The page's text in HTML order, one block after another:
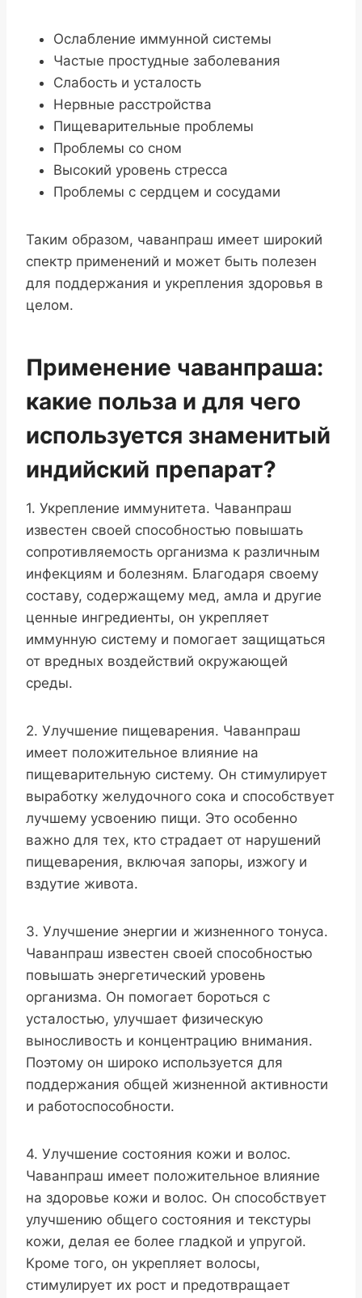
Ослабление иммунной системы
Частые простудные заболевания
Слабость и усталость
Нервные расстройства
Пищеварительные проблемы
Проблемы со сном
Высокий уровень стресса
Проблемы с сердцем и сосудами
Таким образом, чаванпраш имеет широкий
спектр применений и может быть полезен
для поддержания и укрепления здоровья в
целом.
Применение чаванпраша:
какие польза и для чего
используется знаменитый
индийский препарат?
1. Укрепление иммунитета. Чаванпраш
известен своей способностью повышать
сопротивляемость организма к различным
инфекциям и болезням. Благодаря своему
составу, содержащему мед, амла и другие
ценные ингредиенты, он укрепляет
иммунную систему и помогает защищаться
от вредных воздействий окружающей
среды.
2. Улучшение пищеварения. Чаванпраш
имеет положительное влияние на
пищеварительную систему. Он стимулирует
выработку желудочного сока и способствует
лучшему усвоению пищи. Это особенно
важно для тех, кто страдает от нарушений
пищеварения, включая запоры, изжогу и
вздутие живота.
3. Улучшение энергии и жизненного тонуса.
Чаванпраш известен своей способностью
повышать энергетический уровень
организма. Он помогает бороться с
усталостью, улучшает физическую
выносливость и концентрацию внимания.
Поэтому он широко используется для
поддержания общей жизненной активности
и работоспособности.
4. Улучшение состояния кожи и волос.
Чаванпраш имеет положительное влияние
на здоровье кожи и волос. Он способствует
улучшению общего состояния и текстуры
кожи, делая ее более гладкой и упругой.
Кроме того, он укрепляет волосы,
стимулирует их рост и предотвращает